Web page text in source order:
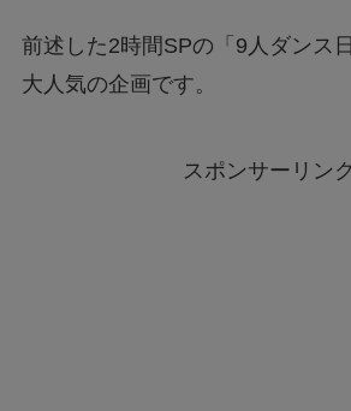
前述した2時間SPの「9人ダンス
大人気の企画です。
スポンサーリンク